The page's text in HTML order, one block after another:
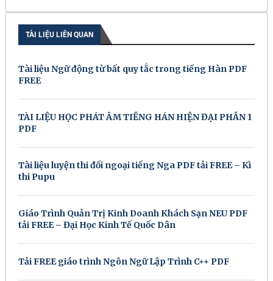
TÀI LIỆU LIÊN QUAN
Tài liệu Ngữ động từ bất quy tắc trong tiếng Hàn PDF
FREE
TÀI LIỆU HỌC PHÁT ÂM TIẾNG HÁN HIỆN ĐẠI PHẦN 1
PDF
Tài liệu luyện thi đối ngoại tiếng Nga PDF tải FREE – Kì
thi Pupu
Giáo Trình Quản Trị Kinh Doanh Khách Sạn NEU PDF
tải FREE – Đại Học Kinh Tế Quốc Dân
Tải FREE giáo trình Ngôn Ngữ Lập Trình C++ PDF